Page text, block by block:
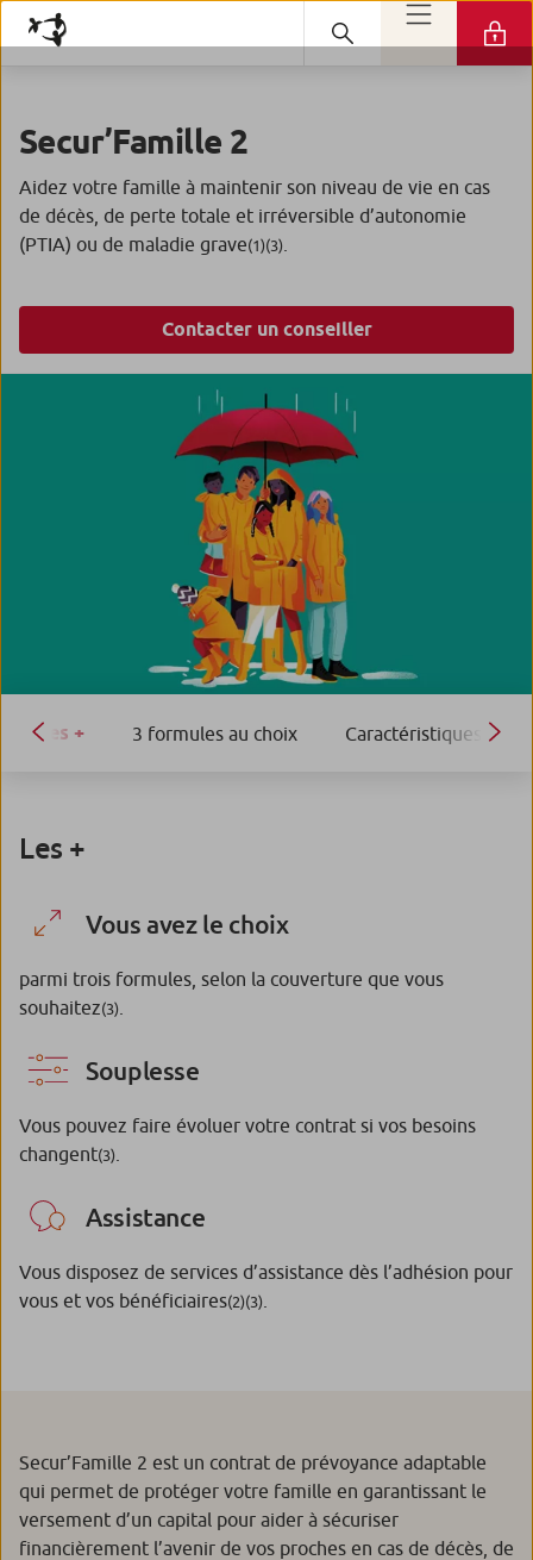
Secur’Famille 2
Aidez votre famille à maintenir son niveau de vie en cas
de décès, de perte totale et irréversible d’autonomie
(PTIA) ou de maladie grave(1)(3)
Contacter un conseiller
Les + 3 formules au choix Caractéristiques
Les +
Vous avez le choix
parmi trois formules, selon la couverture que vous
souhaitez(3)
Souplesse
Vous pouvez faire évoluer votre contrat si vos besoins
changent(3)
Assistance
Vous disposez de services d’assistance dès l’adhésion pour
vous et vos bénéficiaires(2)(3)
Secur’Famille 2 est un contrat de prévoyance adaptable
qui permet de protéger votre famille en garantissant le
versement d’un capital pour aider à sécuriser
financièrement l’avenir de vos proches en cas de décès, de